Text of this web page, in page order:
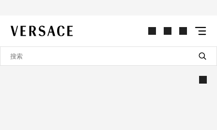
VERSACE | 主页